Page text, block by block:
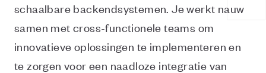
schaalbare backendsystemen. Je werkt nauw
samen met cross-functionele teams om
innovatieve oplossingen te implementeren en
te zorgen voor een naadloze integratie van